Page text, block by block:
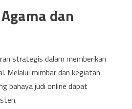
dan
strategis dalam memberikan
Melalui mimbar dan kegiatan
bahaya judi online dapat